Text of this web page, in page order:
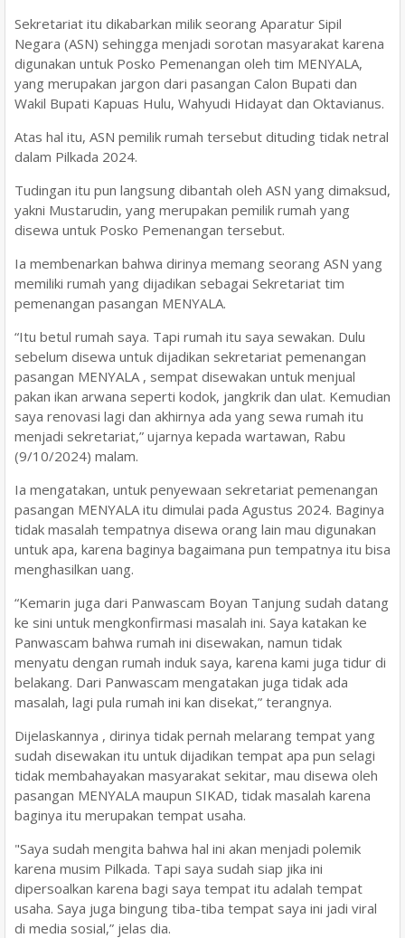
Sekretariat itu dikabarkan milik seorang Aparatur Sipil
Negara (ASN) sehingga menjadi sorotan masyarakat karena
digunakan untuk Posko Pemenangan oleh tim MENYALA,
yang merupakan jargon dari pasangan Calon Bupati dan
Wakil Bupati Kapuas Hulu, Wahyudi Hidayat dan Oktavianus.
Atas hal itu, ASN pemilik rumah tersebut dituding tidak netral
dalam Pilkada 2024.
Tudingan itu pun langsung dibantah oleh ASN yang dimaksud,
yakni Mustarudin, yang merupakan pemilik rumah yang
disewa untuk Posko Pemenangan tersebut.
Ia membenarkan bahwa dirinya memang seorang ASN yang
memiliki rumah yang dijadikan sebagai Sekretariat tim
pemenangan pasangan MENYALA.
“Itu betul rumah saya. Tapi rumah itu saya sewakan. Dulu
sebelum disewa untuk dijadikan sekretariat pemenangan
pasangan MENYALA , sempat disewakan untuk menjual
pakan ikan arwana seperti kodok, jangkrik dan ulat. Kemudian
saya renovasi lagi dan akhirnya ada yang sewa rumah itu
menjadi sekretariat,” ujarnya kepada wartawan, Rabu
(9/10/2024) malam.
Ia mengatakan, untuk penyewaan sekretariat pemenangan
pasangan MENYALA itu dimulai pada Agustus 2024. Baginya
tidak masalah tempatnya disewa orang lain mau digunakan
untuk apa, karena baginya bagaimana pun tempatnya itu bisa
menghasilkan uang.
“Kemarin juga dari Panwascam Boyan Tanjung sudah datang
ke sini untuk mengkonfirmasi masalah ini. Saya katakan ke
Panwascam bahwa rumah ini disewakan, namun tidak
menyatu dengan rumah induk saya, karena kami juga tidur di
belakang. Dari Panwascam mengatakan juga tidak ada
masalah, lagi pula rumah ini kan disekat,” terangnya.
Dijelaskannya , dirinya tidak pernah melarang tempat yang
sudah disewakan itu untuk dijadikan tempat apa pun selagi
tidak membahayakan masyarakat sekitar, mau disewa oleh
pasangan MENYALA maupun SIKAD, tidak masalah karena
baginya itu merupakan tempat usaha.
"Saya sudah mengita bahwa hal ini akan menjadi polemik
karena musim Pilkada. Tapi saya sudah siap jika ini
dipersoalkan karena bagi saya tempat itu adalah tempat
usaha. Saya juga bingung tiba-tiba tempat saya ini jadi viral
di media sosial,” jelas dia.